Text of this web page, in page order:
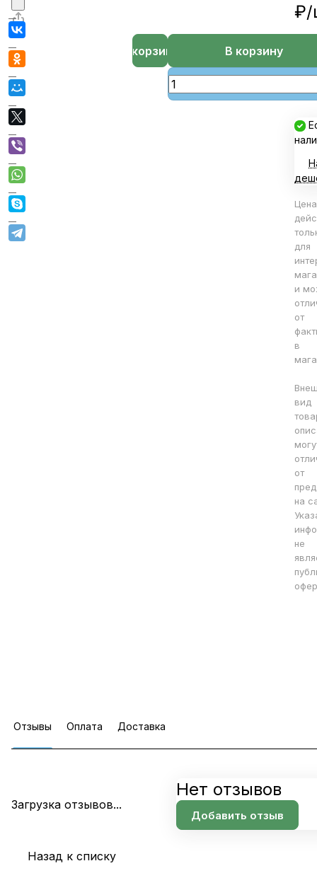
₽/
В корзину
В корзине
Цена
для
и
от
в
вид
от
на
не
Отзывы Оплата Доставка
Загрузка отзывов...
Нет отзывов
Добавить отзыв
Назад к списку